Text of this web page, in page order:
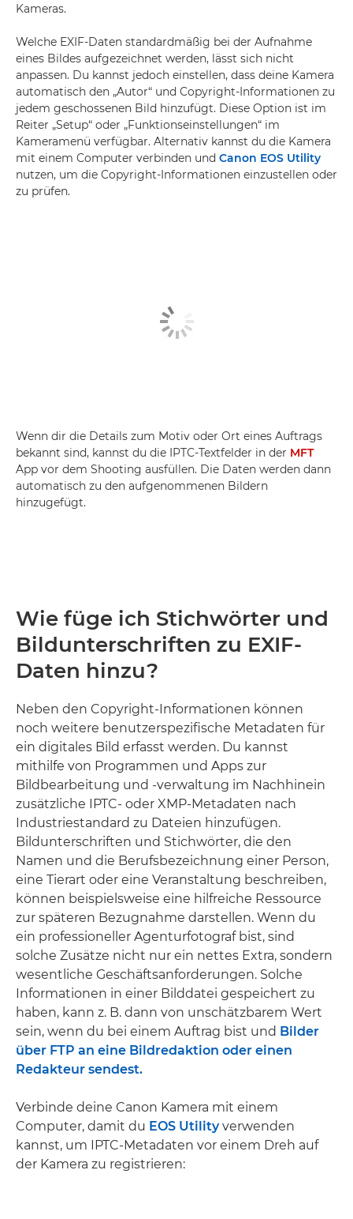
Kameras.
Welche EXIF-Daten standardmäßig bei der Aufnahme
eines Bildes aufgezeichnet werden, lässt sich nicht
anpassen. Du kannst jedoch einstellen, dass deine Kamera
automatisch den „Autor“ und Copyright-Informationen zu
jedem geschossenen Bild hinzufügt. Diese Option ist im
Reiter „Setup“ oder „Funktionseinstellungen“ im
Kameramenü verfügbar. Alternativ kannst du die Kamera
mit einem Computer verbinden und Canon EOS Utility
nutzen, um die Copyright-Informationen einzustellen oder
zu prüfen.
Wenn dir die Details zum Motiv oder Ort eines Auftrags
bekannt sind, kannst du die IPTC-Textfelder in der MFT
App vor dem Shooting ausfüllen. Die Daten werden dann
automatisch zu den aufgenommenen Bildern
hinzugefügt.
Wie füge ich Stichwörter und
Bildunterschriften zu EXIF-
Daten hinzu?
Neben den Copyright-Informationen können
noch weitere benutzerspezifische Metadaten für
ein digitales Bild erfasst werden. Du kannst
mithilfe von Programmen und Apps zur
Bildbearbeitung und -verwaltung im Nachhinein
zusätzliche IPTC- oder XMP-Metadaten nach
Industriestandard zu Dateien hinzufügen.
Bildunterschriften und Stichwörter, die den
Namen und die Berufsbezeichnung einer Person,
eine Tierart oder eine Veranstaltung beschreiben,
können beispielsweise eine hilfreiche Ressource
zur späteren Bezugnahme darstellen. Wenn du
ein professioneller Agenturfotograf bist, sind
solche Zusätze nicht nur ein nettes Extra, sondern
wesentliche Geschäftsanforderungen. Solche
Informationen in einer Bilddatei gespeichert zu
haben, kann z. B. dann von unschätzbarem Wert
sein, wenn du bei einem Auftrag bist und Bilder
über FTP an eine Bildredaktion oder einen
Redakteur sendest.
Verbinde deine Canon Kamera mit einem
Computer, damit du EOS Utilityverwenden
kannst, um IPTC-Metadaten vor einem Dreh auf
der Kamera zu registrieren: